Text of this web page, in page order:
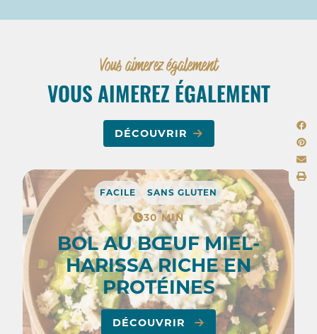
Vous aimerez également
VOUS AIMEREZ ÉGALEMENT
DÉCOUVRIR
FACILE SANS GLUTEN
30 MIN
BOL AU BŒUF MIEL-
HARISSA RICHE EN
PROTÉINES
DÉCOUVRIR